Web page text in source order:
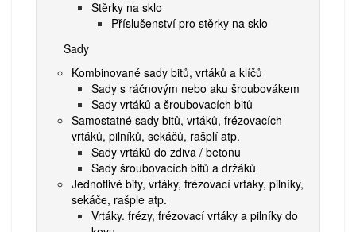
Stěrky na sklo
Příslušenství pro stěrky na sklo
Sady
Kombinované sady bitů, vrtáků a klíčů
Sady s ráčnovým nebo aku šroubovákem
Sady vrtáků a šroubovacích bitů
Samostatné sady bitů, vrtáků, frézovacích
vrtáků, pilníků, sekáčů, rašplí atp.
Sady vrtáků do zdiva / betonu
Sady šroubovacích bitů a držáků
Jednotlivé bity, vrtáky, frézovací vrtáky, pilníky,
sekáče, rašple atp.
Vrtáky. frézy, frézovací vrtáky a pilníky do